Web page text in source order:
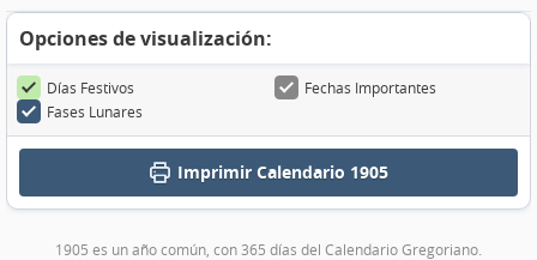
Opciones de visualización:
Días Festivos
Fechas Importantes
Fases Lunares
ImprimirCalendario 1905
1905 es un año común, con 365 días del Calendario Gregoriano.